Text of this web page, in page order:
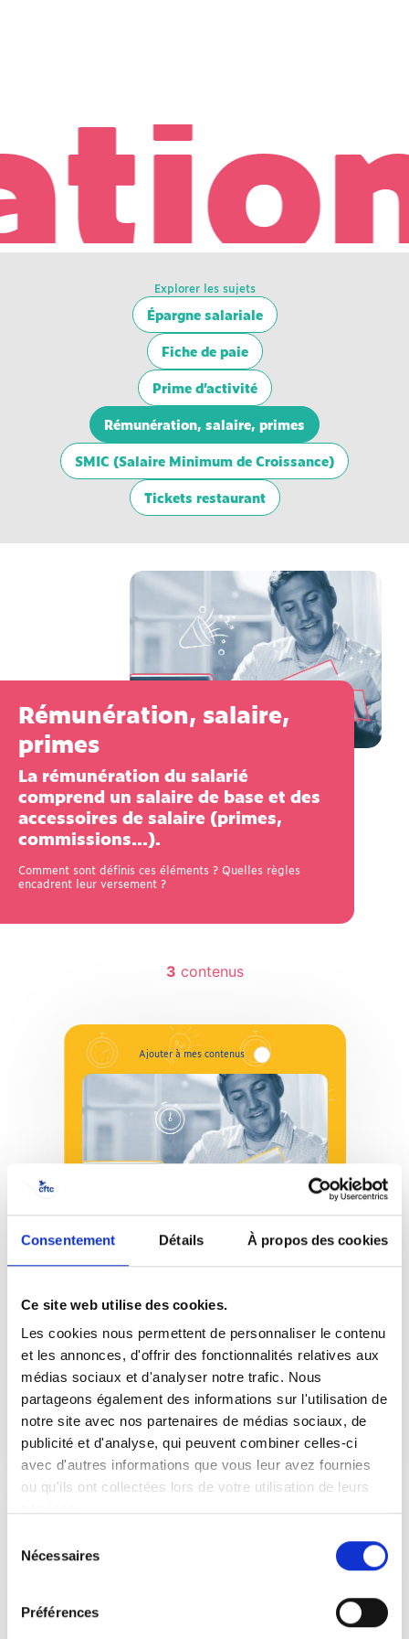
Consentement Détails À propos des cookies
Ce site web utilise des cookies.
Les cookies nous permettent de personnaliser le contenu
et les annonces, d'offrir des fonctionnalités relatives aux
médias sociaux et d'analyser notre trafic. Nous
partageons également des informations sur l'utilisation de
notre site avec nos partenaires de médias sociaux, de
publicité et d'analyse, qui peuvent combiner celles-ci
avec d'autres informations que vous leur avez fournies
ou qu'ils ont collectées lors de votre utilisation de leurs
Nécessaires
Préférences
Explorer les sujets
Épargne salariale
Fiche de paie
Prime d’activité
Rémunération, salaire, primes
SMIC (Salaire Minimum de Croissance)
Tickets restaurant
Rémunération, salaire,
primes
La rémunération du salarié
comprend un salaire de base et des
accessoires de salaire (primes,
commissions…).
Comment sont définis ces éléments ? Quelles règles
encadrent leur versement ?
3 contenus
3 min pour comprendre
et primes
La rémunération du salarié comprend le
salaire de base, ainsi que d’autres éléments.
De quoi se compose précisément la
rémunération ? Comment est-elle fixée ?...
3 min.
3 min pour comprendre
Rémunération, salaires
et primes
salaire de base, ainsi que d’autres éléments.
De quoi se compose précisément la
rémunération ? Comment est-elle fixée ? Que
faire en cas de non-paiement par
3 min.
Rémunération du salarié